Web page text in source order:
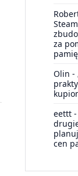
za
Olin -
eettt -
cen